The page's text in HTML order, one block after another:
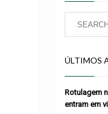
ÚLTIMOS
Rotulagem
entram em